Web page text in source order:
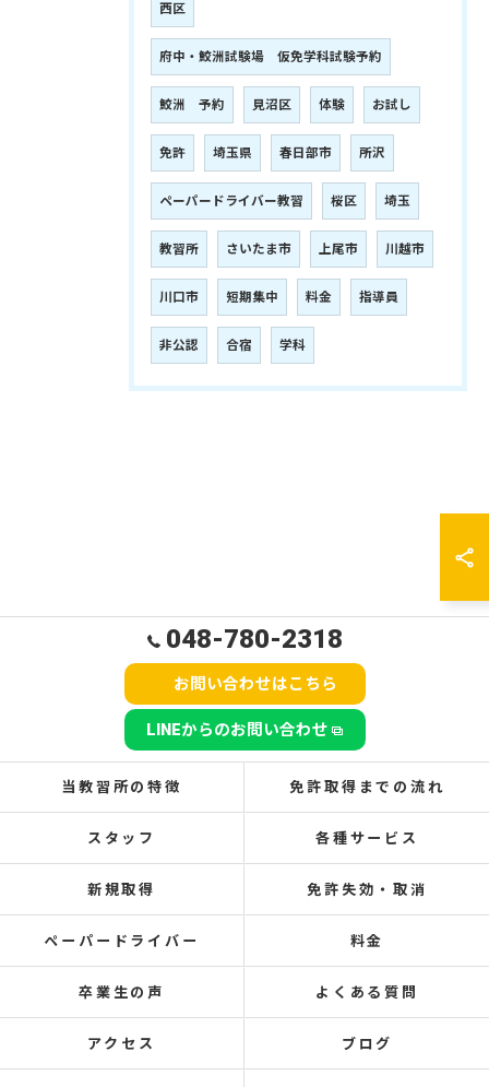
西区
府中・鮫洲試験場 仮免学科試験予約
鮫洲 予約 見沼区 体験 お試し
免許 埼玉県 春日部市 所沢
ペーパードライバー教習 桜区 埼玉
教習所 さいたま市 上尾市 川越市
川口市 短期集中 料金 指導員
非公認 合宿 学科
048-780-2318
お問い合わせはこちら
LINEからのお問い合わせ
当教習所の特徴 免許取得までの流れ
スタッフ 各種サービス
新規取得 免許失効・取消
ペーパードライバー 料金
卒業生の声 よくある質問
アクセス ブログ